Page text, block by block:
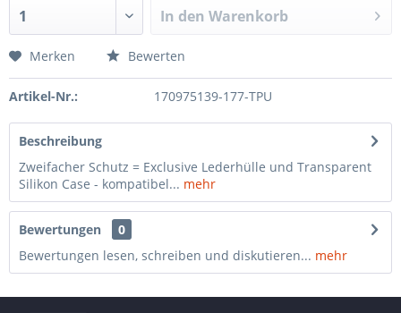
In den Warenkorb
Merken Bewerten
Artikel-Nr.: 170975139-177-TPU
Beschreibung
Zweifacher Schutz = Exclusive Lederhülle und Transparent
Silikon Case - kompatibel... mehr
Bewertungen
0
Bewertungen lesen, schreiben und diskutieren... mehr